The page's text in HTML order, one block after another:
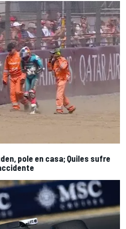
pole en casa; Quiles sufre